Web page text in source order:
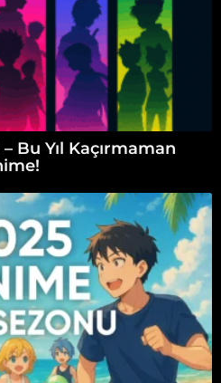
Bu Yıl Kaçırmaman